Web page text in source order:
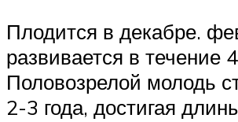
Плодится в декабре.
развивается в течение
Половозрелой молодь
2-3 года, достигая